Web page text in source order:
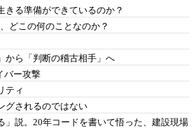
きる準備ができているのか？
どこの何のことなのか？
から「判断の稽古相手」へ
バー攻撃
ティ
グされるのではない
」説。20年コードを書いて悟った、建設現場